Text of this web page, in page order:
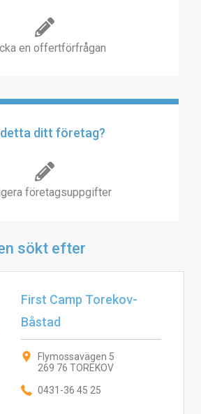
en offertförfrågan
ditt företag?
företagsuppgifter
sökt efter
First Camp Torekov-
Båstad
Flymossavägen 5
269 76 TOREKOV
0431-36 45 25